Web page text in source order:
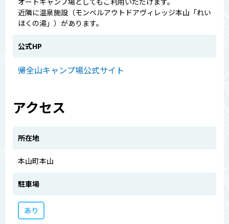
近隣に温泉施設（モンベルアウトドアヴィレッジ本山「れい
ほくの湯」）があります。
公式HP
帰全山キャンプ場公式サイト
アクセス
所在地
本山町本山
駐車場
あり